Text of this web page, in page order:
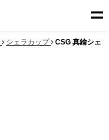
シェラカップ
CSG 真鍮シェ